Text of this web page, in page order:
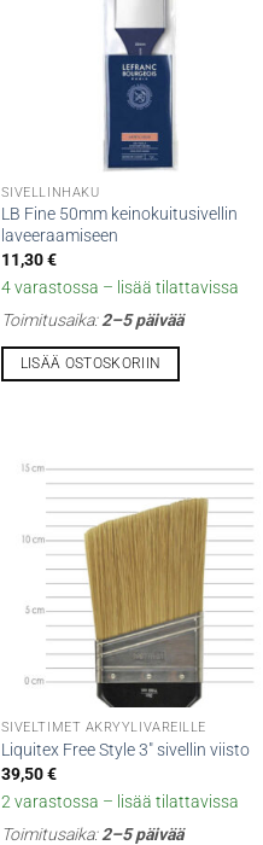
SIVELLINHAKU
LB Fine 50mm keinokuitusivellin
laveeraamiseen
11,30€
4 varastossa – lisää tilattavissa
Toimitusaika:2–5 päivää
LISÄÄ OSTOSKORIIN
SIVELTIMET AKRYYLIVÄREILLE
Liquitex Free Style 3″ sivellin viisto
39,50€
2 varastossa – lisää tilattavissa
Toimitusaika:2–5 päivää